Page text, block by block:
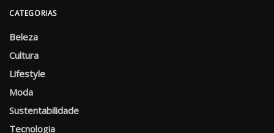
CATEGORIAS
Beleza
Cultura
Lifestyle
Moda
Sustentabilidade
Tecnologia